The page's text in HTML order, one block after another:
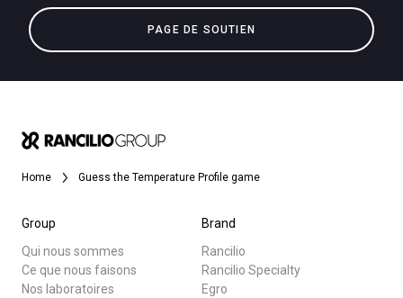
PAGE DE SOUTIEN
Home Guess the Temperature Profile game
Group
Qui nous sommes
Ce que nous faisons
Nos laboratoires
Brand
Rancilio
Rancilio Specialty
Egro
Nouvelles
Politique de confidentialité